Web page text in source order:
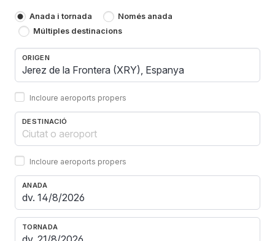
Anada i tornada
Només anada
Múltiples destinacions
ORIGEN
Incloure aeroports propers
DESTINACIÓ
Incloure aeroports propers
ANADA
TORNADA